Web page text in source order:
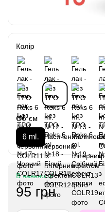
Колір
Об`єм
6 ml.
В наявності
95 грн